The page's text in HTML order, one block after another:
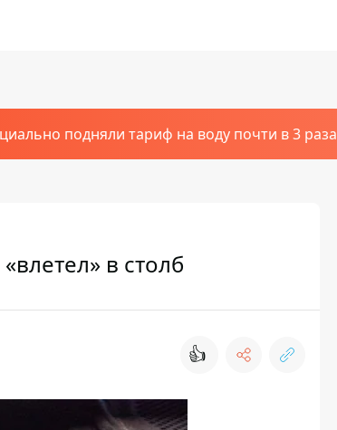
подняли тариф на воду почти в 3 раза
в столб
👍